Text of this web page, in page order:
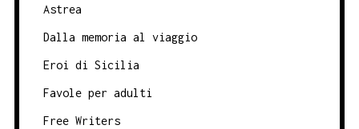
Astrea
Dalla memoria al viaggio
Eroi di Sicilia
Favole per adulti
Free Writers